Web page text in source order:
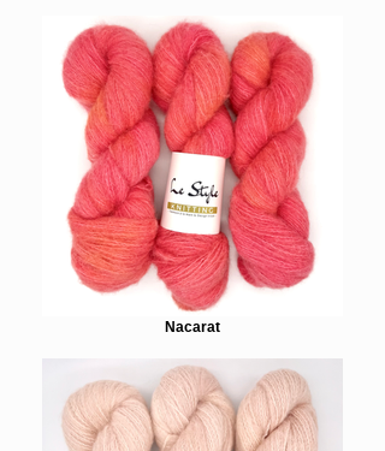
Nacarat